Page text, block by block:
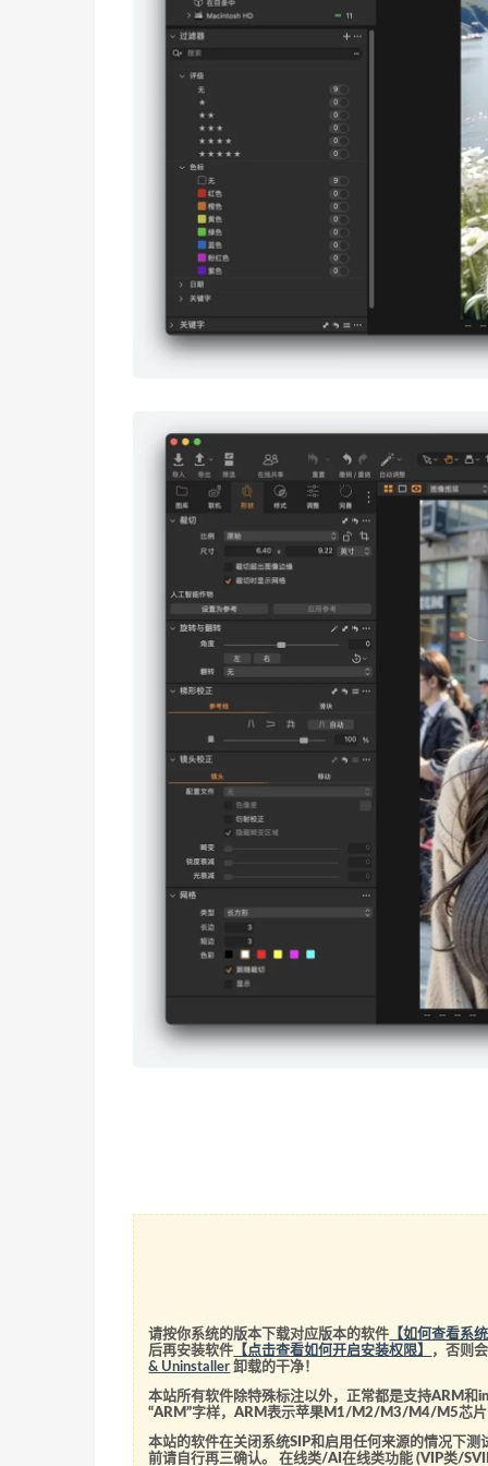
请按你系统的版本下载对应版本的软件 【如何查看系
后再安装软件 【点击查看如何开启安装权限】
，否则
& Uninstaller 卸载的干净！
本站所有软件除特殊标注以外，正常都是支持ARM和
“ARM”字样，ARM表示苹果M1/M2/M3/M4/M5芯
本站的软件在关闭系统SIP和启用任何来源的情况下
前请自行再三确认。 在线类/AI在线类功能 (VIP类/